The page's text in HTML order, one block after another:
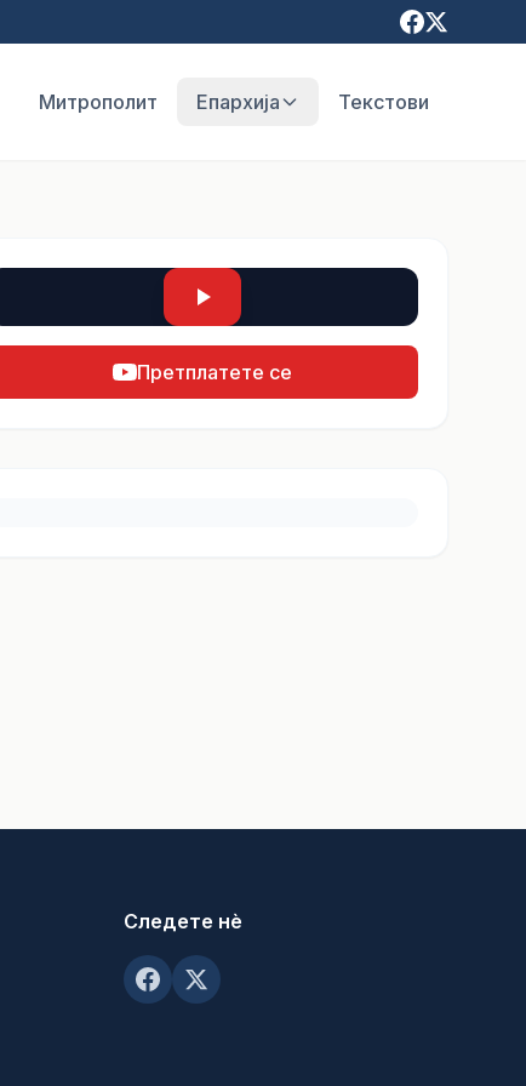
Митрополит Епархија Текстови
Претплатете се
Следете нè